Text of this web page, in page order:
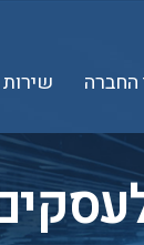
החברה